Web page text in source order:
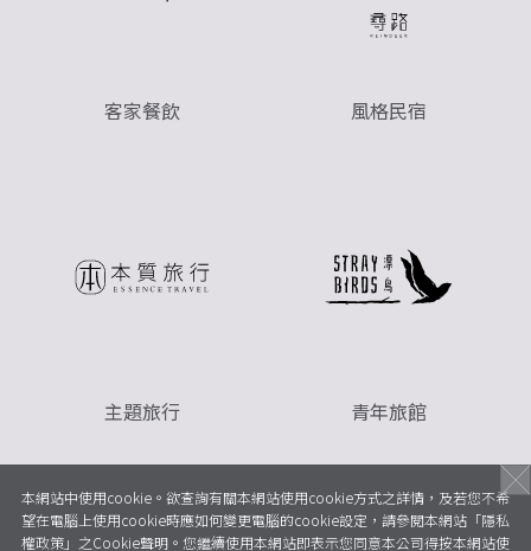
客家餐飲 風格民宿
主題旅行 青年旅館
本網站中使用cookie。欲查詢有關本網站使用cookie方式之詳情，及若您不希
望在電腦上使用cookie時應如何變更電腦的cookie設定，請參閱本網站「隱私
權政策」之Cookie聲明。您繼續使用本網站即表示您同意本公司得按本網站使